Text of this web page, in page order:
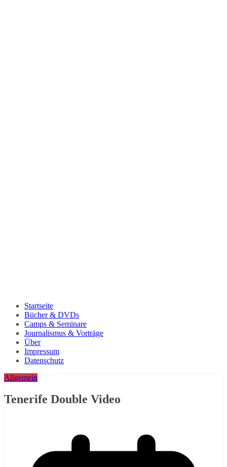
Startseite
Bücher & DVDs
Camps & Seminare
Journalismus & Vorträge
Über
Impressum
Datenschutz
Allgemein
Tenerife Double Video